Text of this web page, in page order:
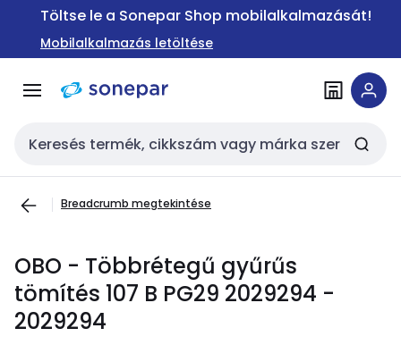
Ugrás a
Ugrás a
tartalomra
Töltse le a Sonepar Shop mobilalkalmazását!
Mobilalkalmazás letöltése
Keresési bemenet
Breadcrumb megtekintése
OBO - Többrétegű gyűrűs
tömítés 107 B PG29 2029294 -
2029294